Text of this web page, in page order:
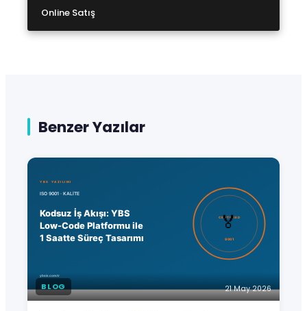
Online Satış
Benzer Yazılar
BLOG 21 May 2026